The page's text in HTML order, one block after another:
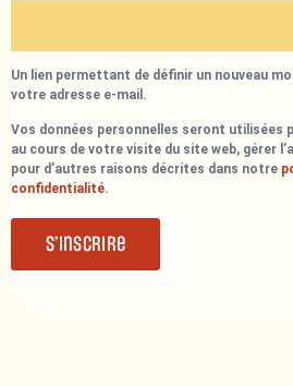
Un lien permettant de définir un nouveau
votre adresse e-mail.
Vos données personnelles seront utilisées
au cours de votre visite du site web, gérer
pour d’autres raisons décrites dans notre
confidentialité.
S’inscrire